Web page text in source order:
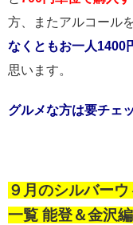
方、またアルコール
なくともお一人1400
思います。
グルメな方は要チェ
９月のシルバー
一覧 能登＆金沢編